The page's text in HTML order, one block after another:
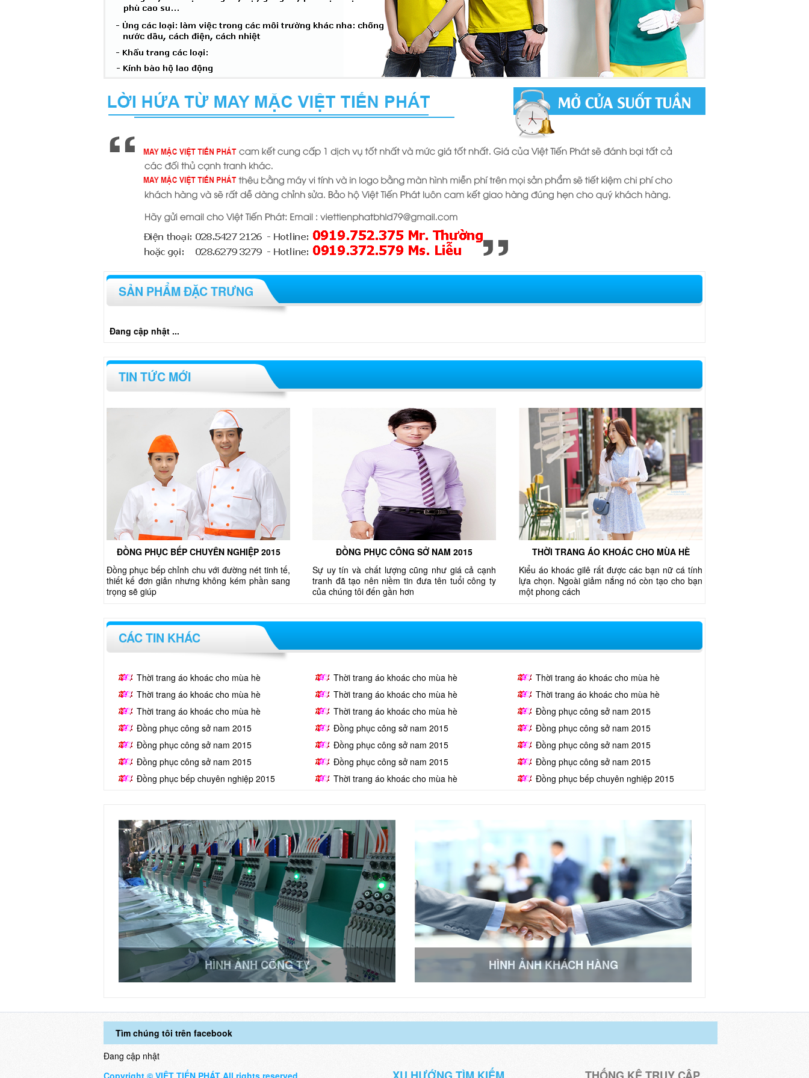
SẢN PHẨM ĐẶC TRƯNG
Đang cập nhật ...
TIN TỨC MỚI
ĐỒNG PHỤC BẾP CHUYÊN NGHIỆP 2015
Đồng phục bếp chỉnh chu với đường nét tinh tế,
thiết kế đơn giản nhưng không kém phần sang
trọng sẽ giúp
ĐỒNG PHỤC CÔNG SỞ NAM 2015
Sự uy tín và chất lượng cũng như giá cả cạnh
tranh đã tạo nên niềm tin đưa tên tuổi công ty
của chúng tôi đến gần hơn
THỜI TRANG ÁO KHOÁC CHO MÙA HÈ
Kiểu áo khoác gilê rất được các bạn nữ cá tính
lựa chọn. Ngoài giảm nắng nó còn tạo cho bạn
một phong cách
CÁC TIN KHÁC
Thời trang áo khoác cho mùa hè Thời trang áo khoác cho mùa hè
Thời trang áo khoác cho mùa hè
Thời trang áo khoác cho mùa hè
Thời trang áo khoác cho mùa hè
Thời trang áo khoác cho mùa hè
Thời trang áo khoác cho mùa hè
Thời trang áo khoác cho mùa hè
Đồng phục công sở nam 2015
Đồng phục công sở nam 2015
Đồng phục công sở nam 2015
Đồng phục công sở nam 2015
Đồng phục công sở nam 2015
Đồng phục công sở nam 2015
Đồng phục công sở nam 2015
Đồng phục công sở nam 2015
Đồng phục công sở nam 2015
Đồng phục công sở nam 2015
Đồng phục bếp chuyên nghiệp 2015
Thời trang áo khoác cho mùa hè Đồng phục bếp chuyên nghiệp 2015
HÌNH ẢNH CÔNG TY HÌNH ẢNH KHÁCH HÀNG
Tìm chúng tôi trên facebook
Đang cập nhật
Copyright © VIỆT TIẾN PHÁT All rights reserved